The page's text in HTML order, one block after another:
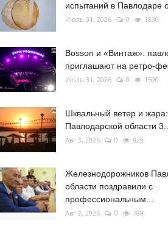
испытаний в Павлодаре
Июль 31, 2026 0 1830
Bosson и «Винтаж»:
приглашают на ретро-
Июль 31, 2026 0 1590
Шквальный ветер и
Павлодарской области 3...
Авг 3, 2026 0 829
Железнодорожников
области поздравили с
профессиональным...
Авг 2, 2026 0 789